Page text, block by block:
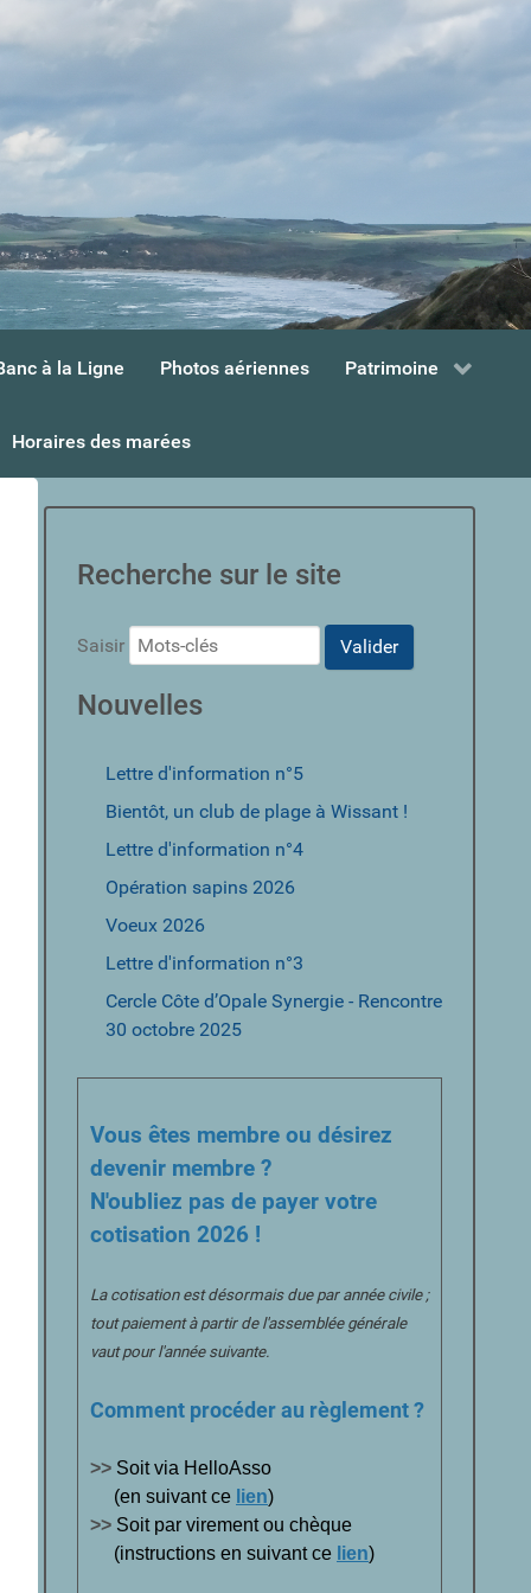
à la Ligne Photos aériennes Patrimoine
Horaires des marées
Recherche sur le site
Saisir Valider
Nouvelles
Lettre d'information n°5
Bientôt, un club de plage à Wissant !
Lettre d'information n°4
Opération sapins 2026
Voeux 2026
Lettre d'information n°3
Cercle Côte d’Opale Synergie - Rencontre
30 octobre 2025
Vous êtes membre ou désirez
devenir membre ?
N'oubliez pas de payer votre
cotisation 2026 !
La cotisation est désormais due par année civile ;
tout paiement à partir de l'assemblée générale
vaut pour l'année suivante.
Comment procéder au règlement ?
>> Soit via HelloAsso
(en suivant ce lien)
>> Soit par virement ou chèque
(instructions en suivant ce lien)